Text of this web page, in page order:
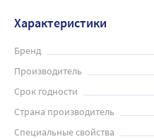
течением из носа. Спрей начинает действовать через 5-10
минут и до 6-8 часов. Возможны аллергические реакции,
имеются
рекомендуется
Характеристики
Бренд
Производитель
Срок годности
Страна производитель
Специальные свойства